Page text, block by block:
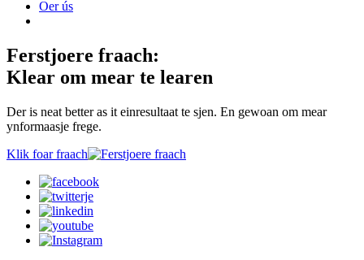
Oer ús
Ferstjoere fraach:
Klear om mear te learen
Der is neat better as it einresultaat te sjen. En gewoan om mear
ynformaasje frege.
Klik foar fraach